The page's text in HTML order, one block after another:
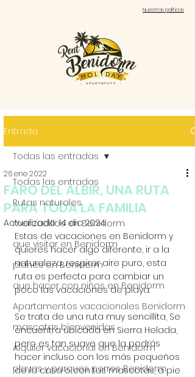
Nuestras políticas
Entrada
Todas las entradas
Rutas naturales
mercadillos en Benidorm
que visitar en Benidorm
planes en Benidorm
que hacer con niños en Benidorm
Apartamentos vacacionales Benidorm
mascotas bienvenidas
Alquiler vacacional en Benidorm
playas y parques perros Benidorm
Todas las entradas
FARO DEL ALBIR, UNA RUTA
PARA TODA LA FAMILIA
26 ene 2022
Actualizado:14 dic 2024
Estas de vacaciones en Benidorm y
quieres hacer algo diferente, ir a la
naturaleza, respirar aire puro, esta
ruta es perfecta para cambiar un
poco las vacaciones de playa.
Se trata de una ruta muy sencillita, Se
encuentra ubicada en Sierra Helada,
pero es tan suave que la podrás
hacer incluso con los más pequeños
de la casa o con tus mascotas, a pie